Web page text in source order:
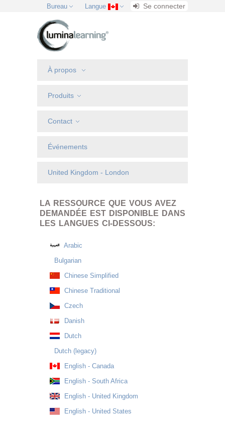
Bureau Langue Se connecter
À propos
Produits
Contact
Événements
United Kingdom - London
LA RESSOURCE QUE VOUS AVEZ
DEMANDÉE EST DISPONIBLE DANS
LES LANGUES CI-DESSOUS:
Arabic
Bulgarian
Chinese Simplified
Chinese Traditional
Czech
Danish
Dutch
Dutch (legacy)
English - Canada
English - South Africa
English - United Kingdom
English - United States